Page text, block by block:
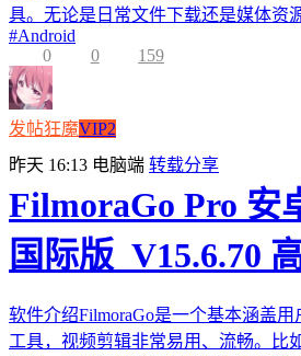
具。无论是日常文件下载还是媒体资
#Android
0
0 159
发帖狂魔VIP2
昨天 16:13 电脑端 转载分享
FilmoraGo Pro 安
国际版_V15.6.70
软件介绍FilmoraGo是一个基本涵盖
工具，视频剪辑非常易用、流畅。比